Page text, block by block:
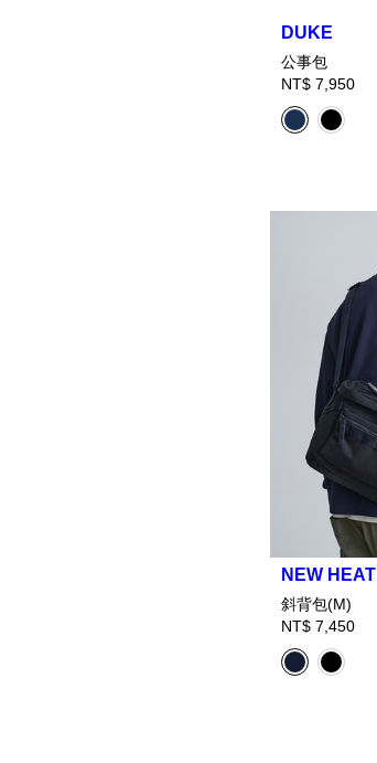
DUKE
公事包
NT$ 7,950
NEW HEAT
斜背包(M)
NT$ 7,450